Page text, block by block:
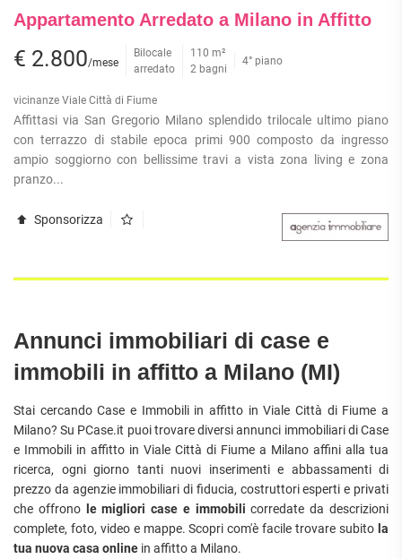
Appartamento Arredato a Milano in Affitto
€ 2.800/mese
Bilocale
arredato
110 m²
2 bagni
4° piano
vicinanze Viale Città di Fiume
Affittasi via San Gregorio Milano splendido trilocale ultimo piano
con terrazzo di stabile epoca primi 900 composto da ingresso
ampio soggiorno con bellissime travi a vista zona living e zona
pranzo...
Sponsorizza
Annunci immobiliari di case e
immobili in affitto a Milano (MI)
Stai cercando Case e Immobili in affitto in Viale Città di Fiume a
Milano? Su PCase.it puoi trovare diversi annunci immobiliari di Case
e Immobili in affitto in Viale Città di Fiume a Milano affini alla tua
ricerca, ogni giorno tanti nuovi inserimenti e abbassamenti di
prezzo da agenzie immobiliari di fiducia, costruttori esperti e privati
che offronole migliori case e immobili corredate da descrizioni
complete, foto, video e mappe. Scopri com'è facile trovare subito la
tua nuova casa online in affitto a Milano.